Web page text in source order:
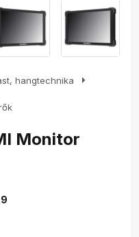
hangtechnika arrow_right
Monitor